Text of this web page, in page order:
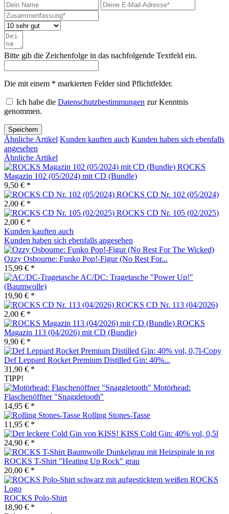
Bitte gib die Zeichenfolge in das nachfolgende Textfeld ein.
Die mit einem * markierten Felder sind Pflichtfelder.
Ich habe die Datenschutzbestimmungen zur Kenntnis
genommen.
Speichern
Ähnliche Artikel Kunden kauften auch Kunden haben sich ebenfalls
angesehen
Ähnliche Artikel
ROCKS
Magazin 102 (05/2024) mit CD (Bundle)
9,50 € *
ROCKS CD Nr. 102 (05/2024)
2,00 € *
ROCKS CD Nr. 105 (02/2025)
2,00 € *
Kunden kauften auch
Kunden haben sich ebenfalls angesehen
Ozzy Osbourne: Funko Pop!-Figur (No Rest For...
15,99 € *
AC/DC: Tragetasche "Power Up!"
(Baumwolle)
19,90 € *
ROCKS CD Nr. 113 (04/2026)
2,00 € *
ROCKS
Magazin 113 (04/2026) mit CD (Bundle)
9,90 € *
Def Leppard Rocket Premium Distilled Gin: 40%...
31,90 € *
TIPP!
Motörhead:
Flaschenöffner "Snaggletooth"
14,95 € *
Rolling Stones-Tasse
11,95 € *
KISS Cold Gin: 40% vol, 0,5l
24,90 € *
ROCKS T-Shirt "Heating Up Rock" grau
20,00 € *
ROCKS Polo-Shirt
18,90 € *